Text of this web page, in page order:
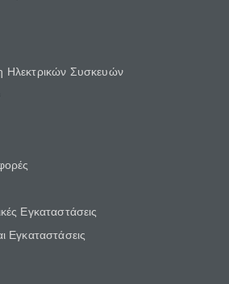
Ηλεκτρικών Συσκευών
Εγκαταστάσεις
Εγκαταστάσεις